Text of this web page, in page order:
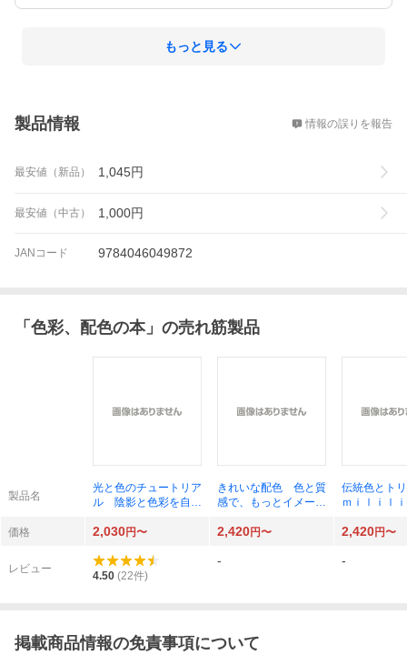
もっと見る
製品情報 情報の誤りを報告
最安値（新品） 1,045円
最安値（中古） 1,000円
JANコード 9784046049872
「 色彩、配色の本」の売れ筋製品
製品名
光と色のチュートリア
ル 陰影と色彩を自在
りの極意 パクリノ／
きれいな配色 色と質
感で、もっとイメージ
本由佳／著
伝統色とト
ｍｉｌｉｌ
価格
2,030円〜 2,420円〜 2,420円〜
レビュー
4.50 (22件)
- -
掲載商品情報の免責事項について